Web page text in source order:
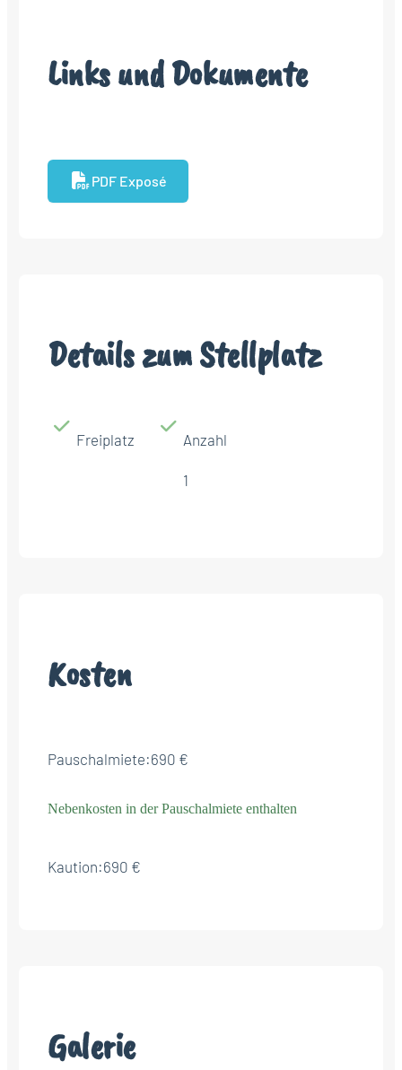
Links und Dokumente
PDF Exposé
Details zum Stellplatz
Freiplatz Anzahl
1
Kosten
Pauschalmiete:690 €
Nebenkosten in der Pauschalmiete enthalten
Kaution:690 €
Galerie